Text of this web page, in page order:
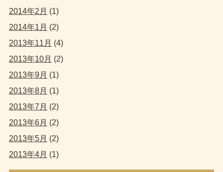
2014年2月 (1)
2014年1月 (2)
2013年11月 (4)
2013年10月 (2)
2013年9月 (1)
2013年8月 (1)
2013年7月 (2)
2013年6月 (2)
2013年5月 (2)
2013年4月 (1)